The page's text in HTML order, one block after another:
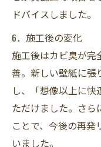
ドバイスしました。
6．施工後の変化
施工後はカビ臭が完
善。新しい壁紙に張
し、「想像以上に
ただけました。さら
ことで、今後の再
いました。